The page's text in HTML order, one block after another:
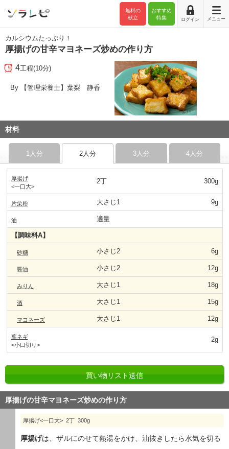
おすすめ
特集
無料の
献立
ログイン メニュー
カルシウムたっぷり！
厚揚げの甘辛マヨネーズ炒めの作り方
4工程(10分)
By 【管理栄養士】葉梨 静香
材料
1人分 2人分 3人分 4人分
厚揚げ
<一口大>
2丁 300g
片栗粉 大さじ1 9g
油 適量
【調味料A】
砂糖 小さじ2 6g
醤油 小さじ2 12g
みりん 大さじ1 18g
酒 大さじ1 15g
マヨネーズ 大さじ1 12g
葉ネギ
<小口切り>
2g
買い物リスト送信
厚揚げの甘辛マヨネーズ炒めの作り方
厚揚げ<一口大> 2丁 300g
厚揚げは、ザルにのせて熱湯をかけ、油抜きしたら水気を切る